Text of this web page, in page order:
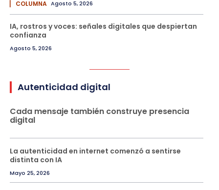
▏ COLUMNA Agosto 5, 2026
IA, rostros y voces: señales digitales que despiertan
confianza
Agosto 5, 2026
Autenticidad digital
Cada mensaje también construye presencia
digital
La autenticidad en internet comenzó a sentirse
distinta con IA
Mayo 25, 2026